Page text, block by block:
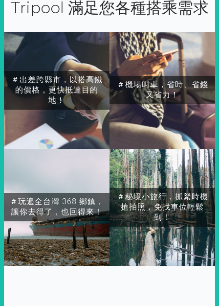
Tripool 滿足您各種搭乘需求
＃出差跨縣市，以搭高鐵
的價格，更快抵達目的
地！
＃玩遍全台灣 368 鄉鎮，
讓你去得了，也回得來！
＃秘境小旅行，抓緊時機
搶拍照，免找車位輕鬆
到！
＃機場叫車，省時、省錢
又省力！